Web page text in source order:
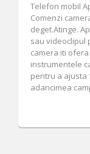
Telefon mobil
Comenzi
deget.Atinge.
sau videoclipul
camera iti
instrumentele
pentru a ajusta
adancimea